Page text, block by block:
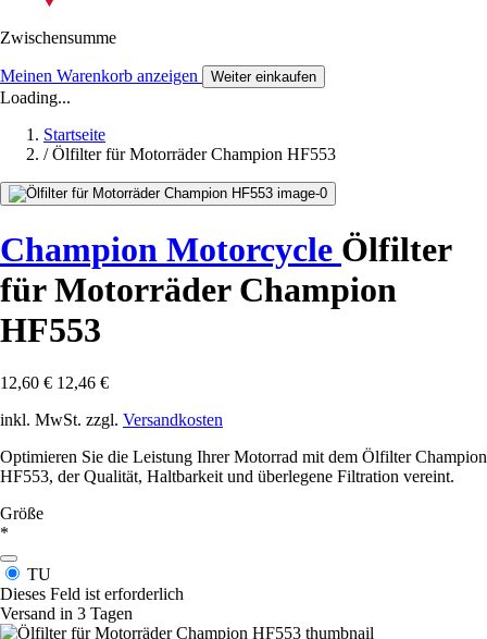
Zwischensumme
Meinen Warenkorb anzeigen Weiter einkaufen
Loading...
Startseite
/ Ölfilter für Motorräder Champion HF553
Champion Motorcycle Ölfilter
für Motorräder Champion
HF553
12,60 € 12,46 €
inkl. MwSt. zzgl. Versandkosten
Optimieren Sie die Leistung Ihrer Motorrad mit dem Ölfilter Champion
HF553, der Qualität, Haltbarkeit und überlegene Filtration vereint.
Größe
*
TU
Dieses Feld ist erforderlich
Versand in 3 Tagen